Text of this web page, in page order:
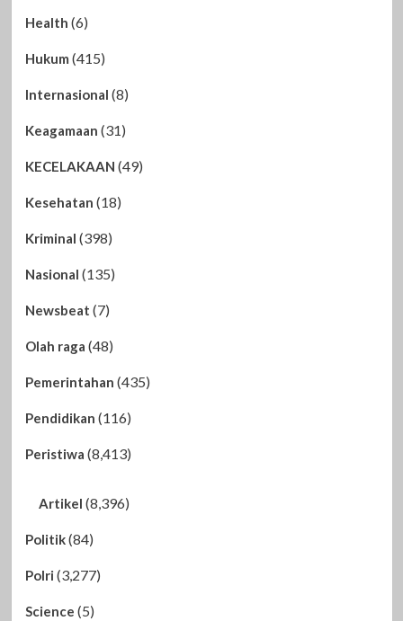
Health (6)
Hukum (415)
Internasional (8)
Keagamaan (31)
KECELAKAAN (49)
Kesehatan (18)
Kriminal (398)
Nasional (135)
Newsbeat (7)
Olah raga (48)
Pemerintahan (435)
Pendidikan (116)
Peristiwa (8,413)
Artikel (8,396)
Politik(84)
Polri (3,277)
Science (5)